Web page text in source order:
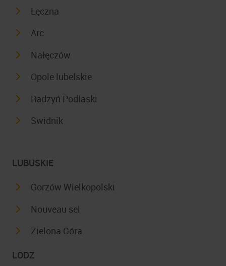
Łęczna
Arc
Nałęczów
Opole lubelskie
Radzyń Podlaski
Swidnik
LUBUSKIE
Gorzów Wielkopolski
Nouveau sel
Zielona Góra
LODZ